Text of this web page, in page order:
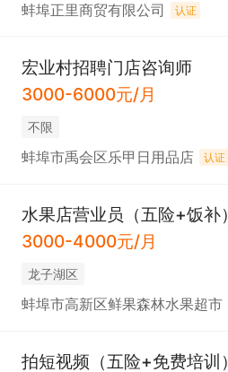
蚌埠正里商贸有限公司 认证
宏业村招聘门店咨询师
3000-6000元/月
不限
蚌埠市禹会区乐甲日用品店 认证
水果店营业员（五险+饭补）
3000-4000元/月
龙子湖区
蚌埠市高新区鲜果森林水果超市
拍短视频（五险+免费培训）